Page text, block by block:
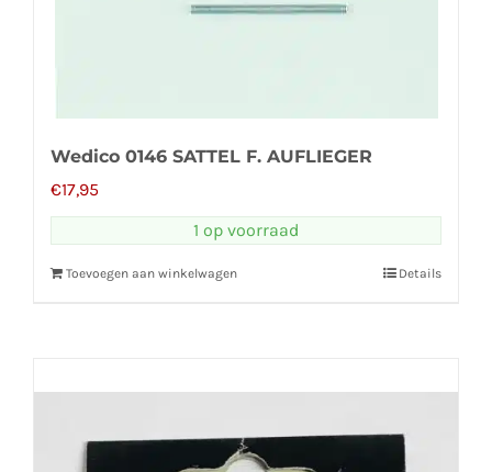
Wedico 0146 SATTEL F. AUFLIEGER
€17,95
1 op voorraad
Toevoegen aan winkelwagen Details